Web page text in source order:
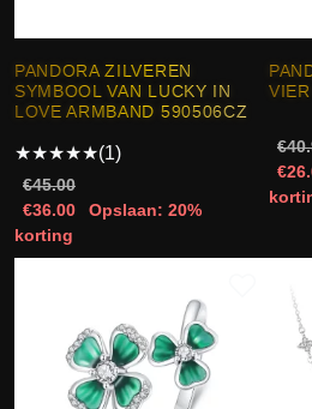
PANDORA ZILVEREN
SYMBOOL VAN LUCKY IN
LOVE ARMBAND 590506CZ
★★★★★(1)
€45.00
€36.00
Opslaan: 20%
korting